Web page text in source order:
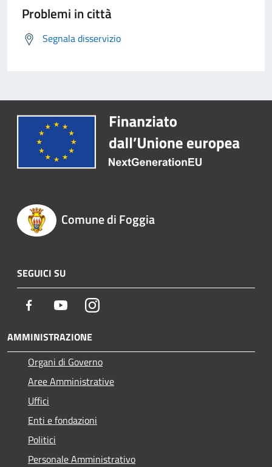
Problemi in città
Segnala disservizio
Comune di Foggia
SEGUICI SU
Facebook YoutubeInstagram
AMMINISTRAZIONE
Organi di Governo
Aree Amministrative
Uffici
Enti e fondazioni
Politici
Personale Amministrativo